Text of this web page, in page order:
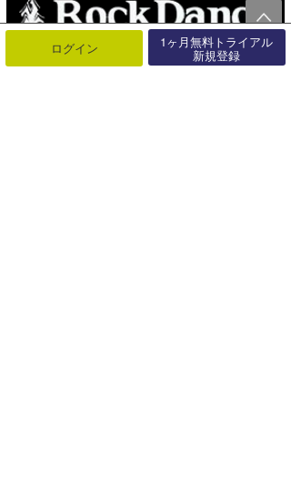
ログイン 1ヶ月無料トライアル
新規登録